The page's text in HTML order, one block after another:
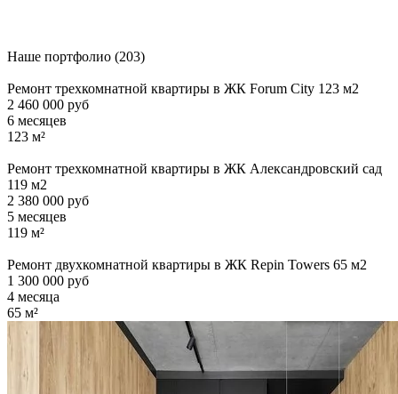
Наше портфолио (203)
Ремонт трехкомнатной квартиры в ЖК Forum City 123 м2
2 460 000 руб
6 месяцев
123 м²
Ремонт трехкомнатной квартиры в ЖК Александровский сад
119 м2
2 380 000 руб
5 месяцев
119 м²
Ремонт двухкомнатной квартиры в ЖК Repin Towers 65 м2
1 300 000 руб
4 месяца
65 м²